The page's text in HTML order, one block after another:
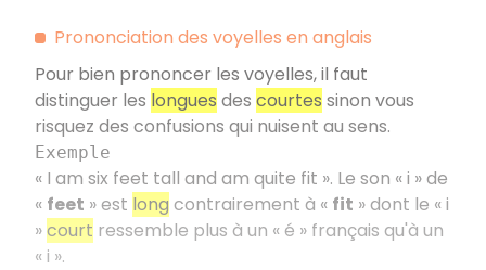
Prononciation des voyelles en anglais
Pour bien prononcer les voyelles, il faut
distinguer les longues des courtes sinon vous
risquez des confusions qui nuisent au sens.
Exemple
« I am six feet tall and am quite fit ». Le son « i » de
« feet » est long contrairement à « fit » dont le « i
»court ressemble plus à un « é » français qu'à un
« i ».